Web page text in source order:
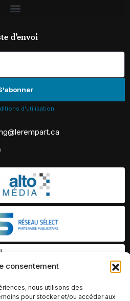
consentement
nous utilisons des
pour stocker et/ou accéder aux
d’envoi
d'utilisation